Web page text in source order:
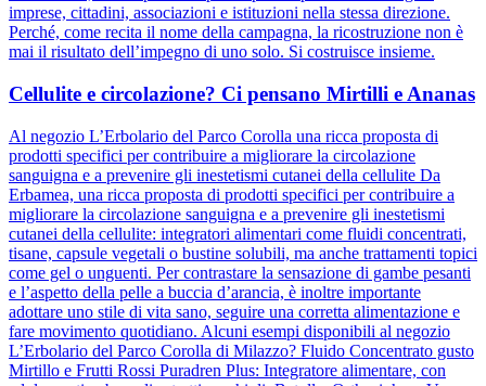
imprese, cittadini, associazioni e istituzioni nella stessa direzione.
Perché, come recita il nome della campagna, la ricostruzione non è
mai il risultato dell’impegno di uno solo. Si costruisce insieme.
Cellulite e circolazione? Ci pensano Mirtilli e Ananas
Al negozio L’Erbolario del Parco Corolla una ricca proposta di
prodotti specifici per contribuire a migliorare la circolazione
sanguigna e a prevenire gli inestetismi cutanei della cellulite Da
Erbamea, una ricca proposta di prodotti specifici per contribuire a
migliorare la circolazione sanguigna e a prevenire gli inestetismi
cutanei della cellulite: integratori alimentari come fluidi concentrati,
tisane, capsule vegetali o bustine solubili, ma anche trattamenti topici
come gel o unguenti. Per contrastare la sensazione di gambe pesanti
e l’aspetto della pelle a buccia d’arancia, è inoltre importante
adottare uno stile di vita sano, seguire una corretta alimentazione e
fare movimento quotidiano. Alcuni esempi disponibili al negozio
L’Erbolario del Parco Corolla di Milazzo? Fluido Concentrato gusto
Mirtillo e Frutti Rossi Puradren Plus: Integratore alimentare, con